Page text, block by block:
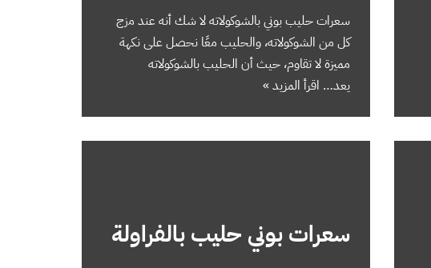
سعرات حليب بوني بالشوكولاته لا شك أنه عند مزج
كل من الشوكولاته، والحليب معًا نحصل على نكهة
مميزة لا تقاوم، حيث أن الحليب بالشوكولاته
يعد… اقرأ المزيد »
سعرات بوني حليب بالفراولة